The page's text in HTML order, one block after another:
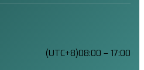
(UTC+8)08:00 – 17:00